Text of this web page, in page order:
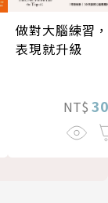
做對大腦練習，
表現就升級
NT$